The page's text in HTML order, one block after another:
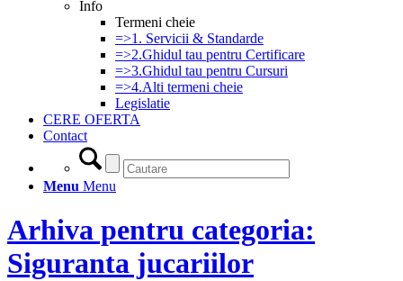
Info
Termeni cheie
=>1. Servicii & Standarde
=>2.Ghidul tau pentru Certificare
=>3.Ghidul tau pentru Cursuri
=>4.Alti termeni cheie
Legislatie
CERE OFERTA
Contact
Menu Menu
Arhiva pentru categoria:
Siguranta jucariilor